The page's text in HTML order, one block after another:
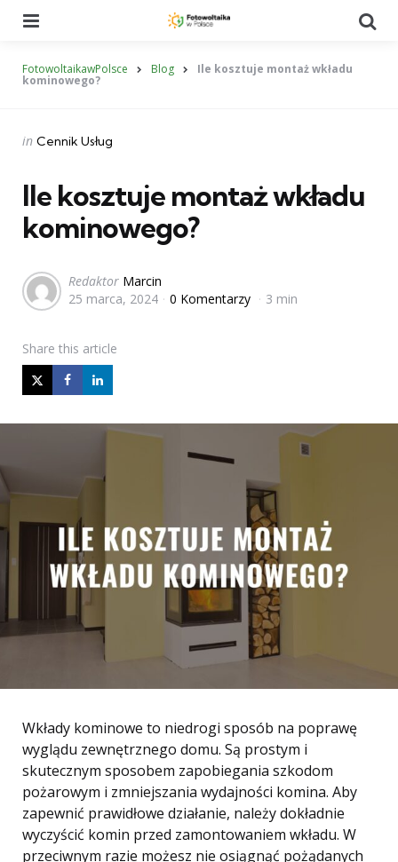
FotowoltaikawPolsce Blog Ile kosztuje montaż wkładu
kominowego?
Categories
Posted
in Cennik Usług
Ile kosztuje montaż wkładu
kominowego?
Posted
by
Redaktor Marcin
25 marca, 2024
0 Komentarzy 3 min
Share this article
Wkłady kominowe to niedrogi sposób na poprawę
wyglądu zewnętrznego domu. Są prostym i
skutecznym sposobem zapobiegania szkodom
pożarowym i zmniejszania wydajności komina. Aby
zapewnić prawidłowe działanie, należy dokładnie
wyczyścić komin przed zamontowaniem wkładu. W
przeciwnym razie możesz nie osiągnąć pożądanych